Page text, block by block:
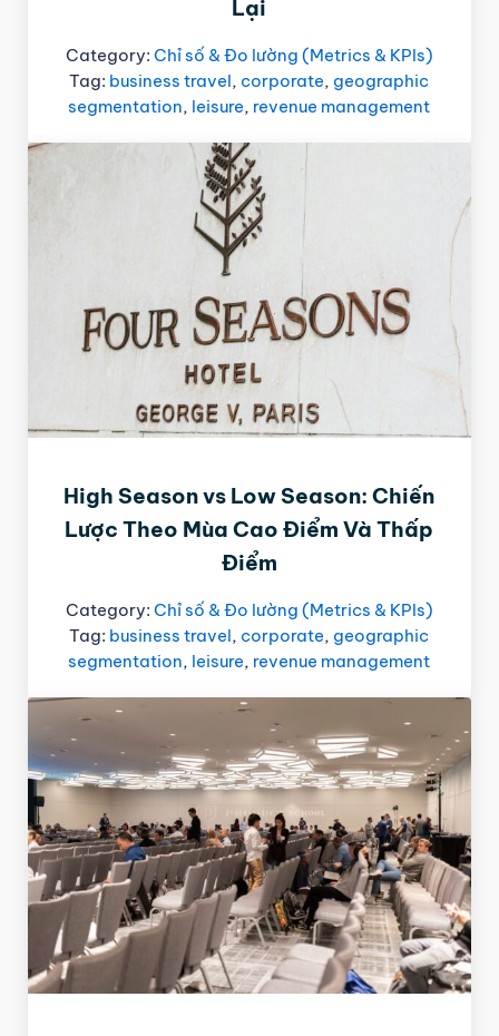
Lại
Category: Chỉ số & Đo lường (Metrics & KPIs)
Tag: business travel, corporate, geographic
segmentation, leisure, revenue management
High Season vs Low Season: Chiến
Lược Theo Mùa Cao Điểm Và Thấp
Điểm
Category: Chỉ số & Đo lường (Metrics & KPIs)
Tag: business travel, corporate, geographic
segmentation, leisure, revenue management